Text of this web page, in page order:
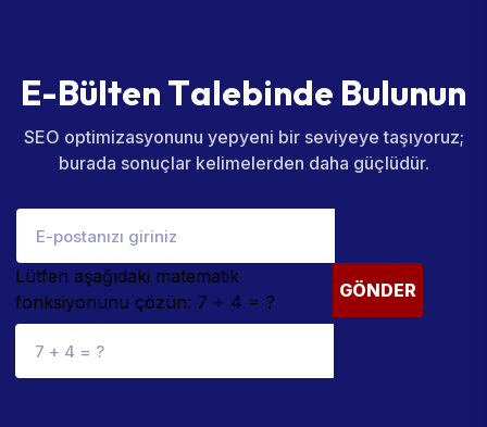
E-Bülten Talebinde Bulunun
SEO optimizasyonunu yepyeni bir seviyeye taşıyoruz;
burada sonuçlar kelimelerden daha güçlüdür.
Lütfen aşağıdaki matematik
fonksiyonunu çözün: 7 + 4 = ?
GÖNDER